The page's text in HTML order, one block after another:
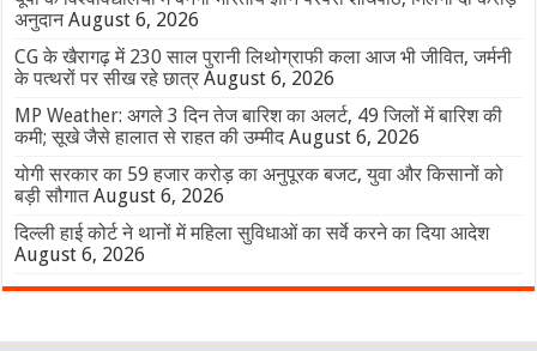
अनुदान August 6, 2026
CG के खैरागढ़ में 230 साल पुरानी लिथोग्राफी कला आज भी जीवित, जर्मनी
के पत्थरों पर सीख रहे छात्र August 6, 2026
MP Weather: अगले 3 दिन तेज बारिश का अलर्ट, 49 जिलों में बारिश की
कमी; सूखे जैसे हालात से राहत की उम्मीद August 6, 2026
योगी सरकार का 59 हजार करोड़ का अनुपूरक बजट, युवा और किसानों को
बड़ी सौगात August 6, 2026
दिल्ली हाई कोर्ट ने थानों में महिला सुविधाओं का सर्वे करने का दिया आदेश
August 6, 2026